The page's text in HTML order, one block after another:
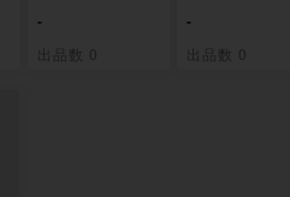
-
出品数 0
-
出品数 0